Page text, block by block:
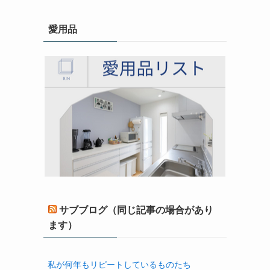
愛用品
サブブログ（同じ記事の場合があり
ます）
私が何年もリピートしているものたち